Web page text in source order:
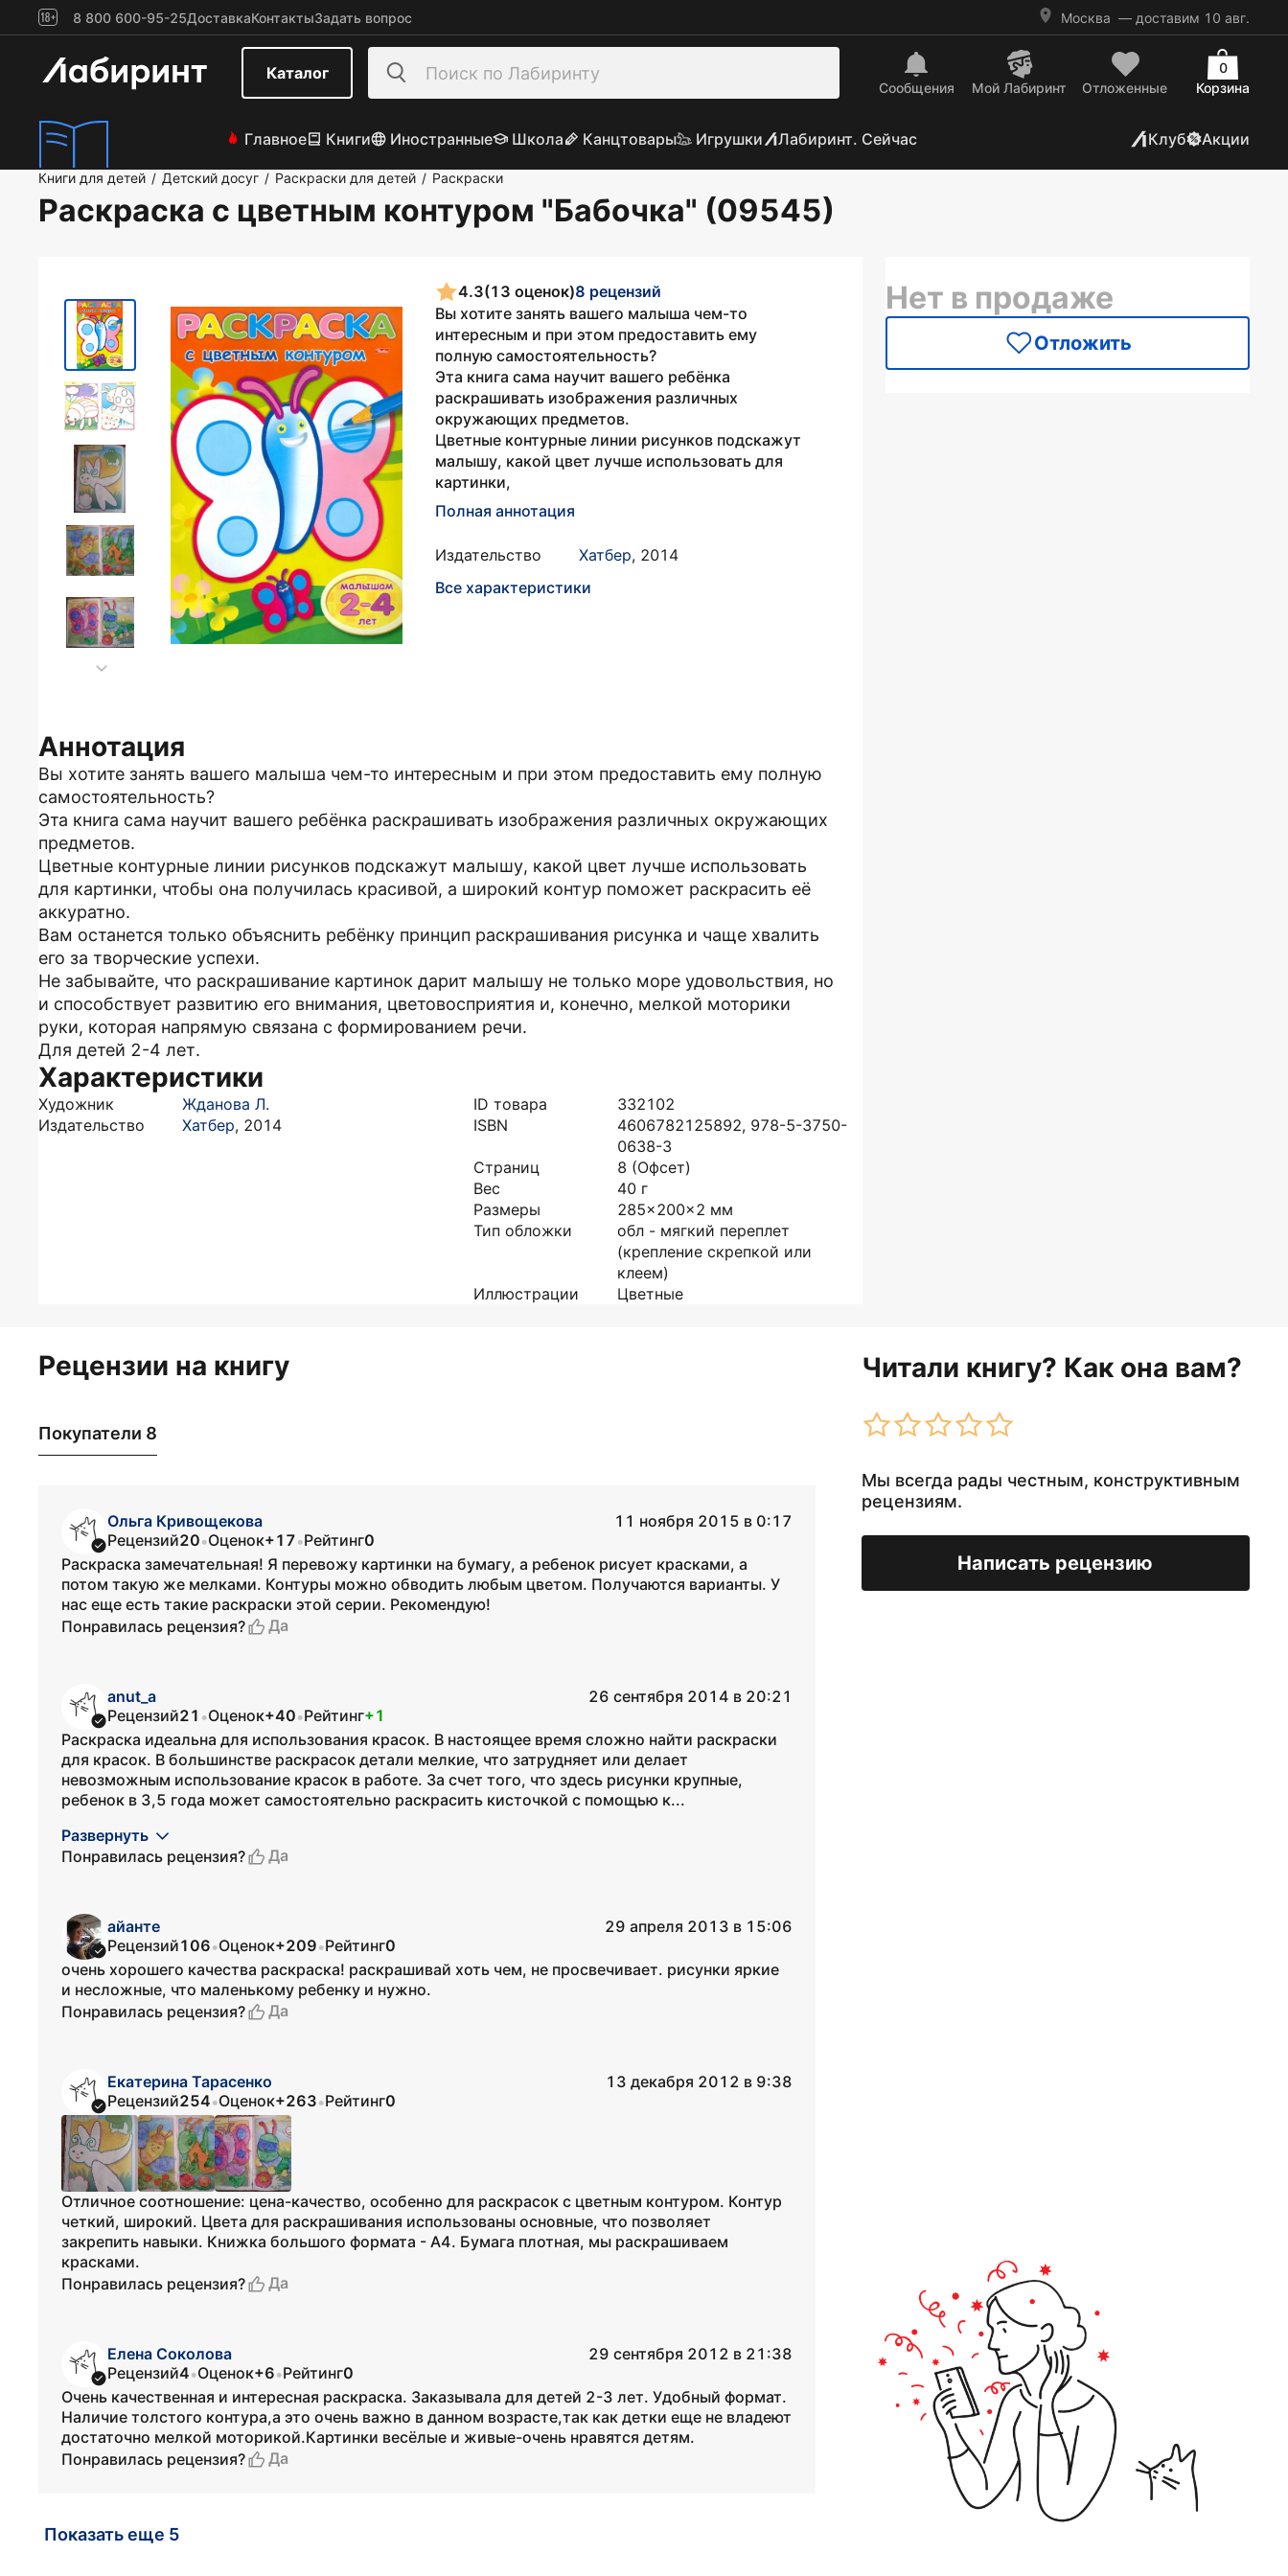
8 800 600-95-25ДоставкаКонтактыЗадать вопрос Москва — доставим 10 авг.
Каталог
Сообщения Mой Лабиринт Отложенные Корзина
0
Главное Книги Иностранные Школа Канцтовары Игрушки Лабиринт. Сейчас Клуб Акции
Книги для детей / Детский досуг / Раскраски для детей / Раскраски
Раскраска с цветным контуром "Бабочка" (09545)
4.3(13 оценок)8 рецензий
Вы хотите занять вашего малыша чем-то
интересным и при этом предоставить ему
полную самостоятельность?
Эта книга сама научит вашего ребёнка
раскрашивать изображения различных
окружающих предметов.
Цветные контурные линии рисунков подскажут
малышу, какой цвет лучше использовать для
картинки,
Полная аннотация
Издательство Хатбер, 2014
Все характеристики
Аннотация
Вы хотите занять вашего малыша чем-то интересным и при этом предоставить ему полную
самостоятельность?
Эта книга сама научит вашего ребёнка раскрашивать изображения различных окружающих
предметов.
Цветные контурные линии рисунков подскажут малышу, какой цвет лучше использовать
для картинки, чтобы она получилась красивой, а широкий контур поможет раскрасить её
аккуратно.
Вам останется только объяснить ребёнку принцип раскрашивания рисунка и чаще хвалить
его за творческие успехи.
Не забывайте, что раскрашивание картинок дарит малышу не только море удовольствия, но
и способствует развитию его внимания, цветовосприятия и, конечно, мелкой моторики
руки, которая напрямую связана с формированием речи.
Для детей 2-4 лет.
Характеристики
Художник
Жданова Л.
Издательство
Хатбер, 2014
ID товара
332102
ISBN
4606782125892, 978-5-3750-
0638-3
Страниц
8 (Офсет)
Вес
40 г
Размеры
285x200x2 мм
Тип обложки
обл - мягкий переплет
(крепление скрепкой или
клеем)
Иллюстрации
Цветные
Нет в продаже
Отложить
Рецензии на книгу Читали книгу? Как она вам?
Мы всегда рады честным, конструктивным
рецензиям.
Написать рецензию
Покупатели 8
Ольга Кривощекова
11 ноября 2015 в 0:17
Рецензий20•Оценок+17•Рейтинг0
Раскраска замечательная! Я перевожу картинки на бумагу, а ребенок рисует красками, а
потом такую же мелками. Контуры можно обводить любым цветом. Получаются варианты. У
нас еще есть такие раскраски этой серии. Рекомендую!
Понравилась рецензия?
Да
anut_a
26 сентября 2014 в 20:21
Рецензий21 •Оценок+40•Рейтинг+1
Раскраска идеальна для использования красок. В настоящее время сложно найти раскраски
для красок. В большинстве раскрасок детали мелкие, что затрудняет или делает
невозможным использование красок в работе. За счет того, что здесь рисунки крупные,
ребенок в 3,5 года может самостоятельно раскрасить кисточкой с помощью к...
Развернуть
Понравилась рецензия?
Да
айанте
29 апреля 2013 в 15:06
Рецензий106•Оценок+209•Рейтинг0
очень хорошего качества раскраска! раскрашивай хоть чем, не просвечивает. рисунки яркие
и несложные, что маленькому ребенку и нужно.
Понравилась рецензия?
Да
Екатерина Тарасенко
13 декабря 2012 в 9:38
Рецензий254•Оценок+263•Рейтинг0
Отличное соотношение: цена-качество, особенно для раскрасок с цветным контуром. Контур
четкий, широкий. Цвета для раскрашивания использованы основные, что позволяет
закрепить навыки. Книжка большого формата - А4. Бумага плотная, мы раскрашиваем
красками.
Понравилась рецензия?
Да
Елена Соколова
29 сентября 2012 в 21:38
Рецензий4•Оценок+6•Рейтинг0
Очень качественная и интересная раскраска. Заказывала для детей 2-3 лет. Удобный формат.
Наличие толстого контура,а это очень важно в данном возрасте,так как детки еще не владеют
достаточно мелкой моторикой.Картинки весёлые и живые-очень нравятся детям.
Понравилась рецензия?
Да
Показать еще 5